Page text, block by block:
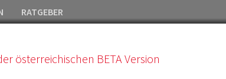
RATGEBER
österreichischen BETA Version